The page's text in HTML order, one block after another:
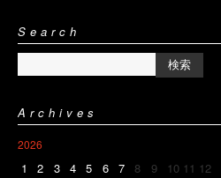
Search
Archives
2026
1 2 3 4 5 6 7 8 9 10 11 12